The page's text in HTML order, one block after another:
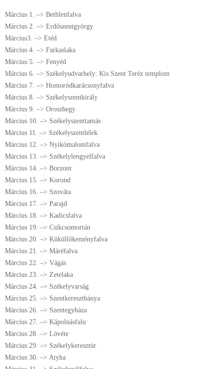
Március 1. –> Bethlenfalva
Március 2. –> Erdőszentgyörgy
Március3. –> Etéd
Március 4. –> Farkaslaka
Március 5. –> Fenyéd
Március 6. –> Székelyudvarhely: Kis Szent Teréz templom
Március 7. –> Homoródkarácsonyfalva
Március 8. –> Székelyszentkirály
Március 9. –> Oroszhegy
Március 10. –> Székelyszenttamás
Március 11. –> Székelyszentlélek
Március 12. –> Nyikómalomfalva
Március 13. –> Székelylengyelfalva
Március 14. –> Borzont
Március 15. –> Korond
Március 16. –> Szováta
Március 17. –> Parajd
Március 18. –> Kadicsfalva
Március 19. –> Csíkcsomortán
Március 20. –> Küküllőkeményfalva
Március 21. –> Máréfalva
Március 22. –> Vágás
Március 23. –> Zetelaka
Március 24. –> Székelyvarság
Március 25. –> Szentkeresztbánya
Március 26. –> Szentegyháza
Március 27. –> Kápolnásfalu
Március 28. –> Lövéte
Március 29. –> Székelykeresztúr
Március 30. –> Atyha